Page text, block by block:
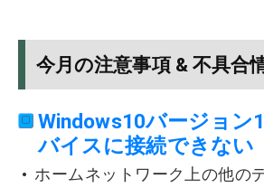
今月の注意事項 & 不具合
Windows10バージョン
バイスに接続できない
ホームネットワーク上の他の